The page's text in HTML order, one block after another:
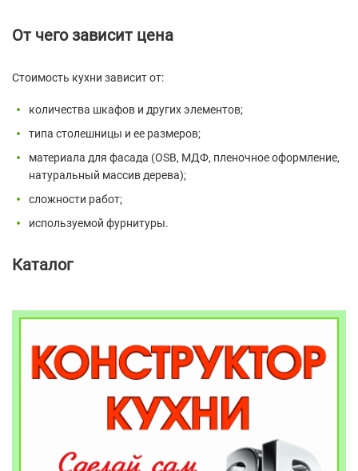
От чего зависит цена
Стоимость кухни зависит от:
количества шкафов и других элементов;
типа столешницы и ее размеров;
материала для фасада (OSB, МДФ, пленочное оформление,
натуральный массив дерева);
сложности работ;
используемой фурнитуры.
Каталог